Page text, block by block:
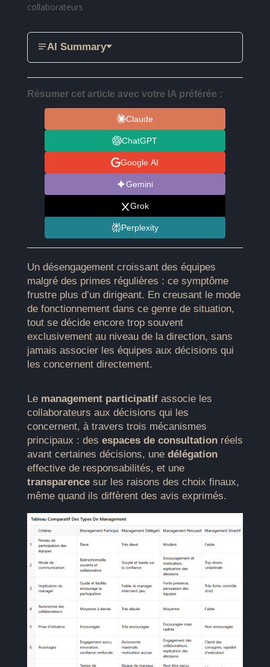
collaborateurs
AI Summary
Résumer cet article avec votre IA préférée :
Claude
ChatGPT
Google AI
Gemini
Grok
Perplexity
Un désengagement croissant des équipes
malgré des primes régulières : ce symptôme
frustre plus d’un dirigeant. En creusant le mode
de fonctionnement dans ce genre de situation,
tout se décide encore trop souvent
exclusivement au niveau de la direction, sans
jamais associer les équipes aux décisions qui
les concernent directement.
Le management participatifassocie les
collaborateurs aux décisions qui les
concernent, à travers trois mécanismes
principaux : des espaces de consultationréels
avant certaines décisions, une délégation
effective de responsabilités, et une
transparencesur les raisons des choix finaux,
même quand ils diffèrent des avis exprimés.